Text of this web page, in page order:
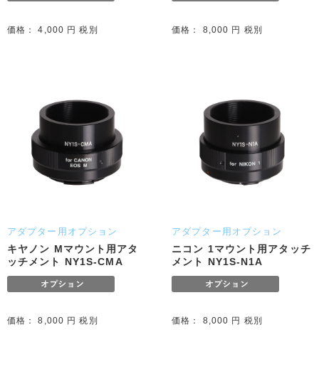
価格： 4,000 円 税別 価格： 8,000 円 税別
アダプター用オプション
キヤノン Mマウント用アタ
ッチメント NY1S-CMA
価格： 8,000 円 税別
アダプター用オプション
ニコン 1マウント用アタッチ
メント NY1S-N1A
価格： 8,000 円 税別